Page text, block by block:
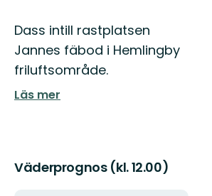
Beskrivning
Dass intill rastplatsen
Jannes fäbod i Hemlingby
friluftsområde.
Läs mer
Väderprognos (kl. 12.00)